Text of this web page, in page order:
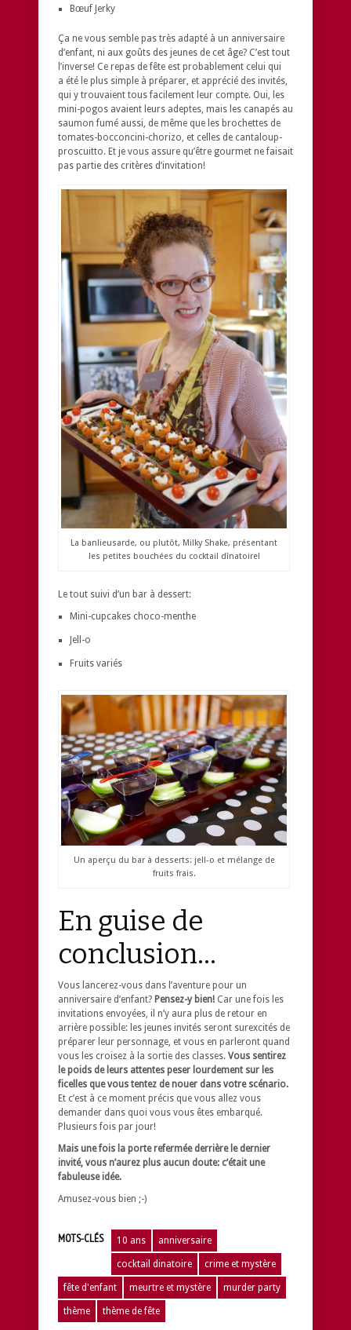
Bœuf Jerky
Ça ne vous semble pas très adapté à un anniversaire
d’enfant, ni aux goûts des jeunes de cet âge? C’est tout
l’inverse! Ce repas de fête est probablement celui qui
a été le plus simple à préparer, et apprécié des invités,
qui y trouvaient tous facilement leur compte. Oui, les
mini-pogos avaient leurs adeptes, mais les canapés au
saumon fumé aussi, de même que les brochettes de
tomates-bocconcini-chorizo, et celles de cantaloup-
proscuitto. Et je vous assure qu’être gourmet ne faisait
pas partie des critères d’invitation!
La banlieusarde, ou plutôt, Milky Shake, présentant
les petites bouchées du cocktail dînatoire!
Le tout suivi d’un bar à dessert:
Mini-cupcakes choco-menthe
Jell-o
Fruits variés
Un aperçu du bar à desserts: jell-o et mélange de
fruits frais.
En guise de
conclusion…
Vous lancerez-vous dans l’aventure pour un
anniversaire d’enfant? Pensez-y bien! Car une fois les
invitations envoyées, il n’y aura plus de retour en
arrière possible: les jeunes invités seront surexcités de
préparer leur personnage, et vous en parleront quand
vous les croisez à la sortie des classes. Vous sentirez
le poids de leurs attentes peser lourdement sur les
ficelles que vous tentez de nouer dans votre scénario.
Et c’est à ce moment précis que vous allez vous
demander dans quoi vous vous êtes embarqué.
Plusieurs fois par jour!
Mais une fois la porte refermée derrière le dernier
invité, vous n’aurez plus aucun doute: c’était une
fabuleuse idée.
Amusez-vous bien ;-)
MOTS-CLÉS 10 ans anniversaire
cocktail dinatoire crime et mystère
fête d'enfant meurtre et mystère murder party
thème thème de fête